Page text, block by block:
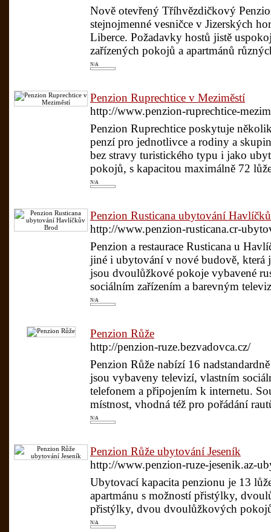
Nově otevřený Tříhvězdičkový
stejnojmenné vesničce v Jizerských
Liberce. Požadavky hostů jistě
zařízených pokojů a apartmánů
N/A
Penzion Ruprechtice v Meziměstí
http://www.penzion-ruprechtice-
Penzion Ruprechtice poskytuje
penzí pro jednotlivce a rodiny a
bez stravy turistického typu i jako
pokojů, s kapacitou maximálně 72
N/A
Penzion Rusticana ubytování
http://www.penzion-rusticana.cr-
Penzion a restaurace Rusticana u
jiné i ubytování v nové budově, která
jsou dvoulůžkové pokoje vybavené
sociálním zařízením a barevným
N/A
Penzion Růže
http://penzion-ruze.bezvadovca.cz/
Penzion Růže nabízí 16
jsou vybaveny televizí, vlastním
telefonem a připojením k internetu.
místnost, vhodná též pro pořádání
N/A
Penzion Růže ubytování Jeseník
http://www.penzion-ruze-jesenik.az-
Ubytovací kapacita penzionu je 13
apartmánu s možností přistýlky,
přistýlky, dvou dvoulůžkových
N/A